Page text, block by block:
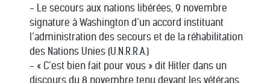
- Le secours aux nations libérées, 9 novembre
signature à Washington d’un accord instituant
l’administration des secours et de la réhabilitation
des Nations Unies (U.N.R.R.A.)
- « C’est bien fait pour vous » dit Hitler dans un
discours du 8 novembre tenu devant les vétérans